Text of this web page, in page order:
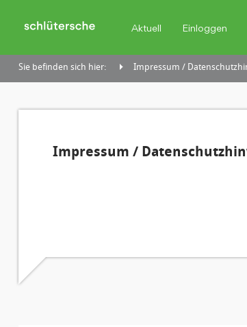
Aktuell Einloggen
Sie befinden sich hier: Impressum /
Impressum /